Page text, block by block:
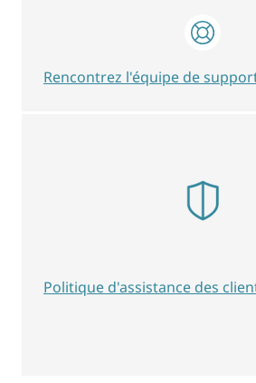
Rencontrez l'équipe de
Politique d'assistance des